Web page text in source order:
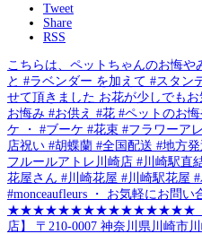
Tweet
Share
RSS
こちらは、ペットちゃんのお悔や
と #ラベンダー を加えて #スタン
せて頂きました お花が少しでも
お悔み #お供え #花 #ペットのお
ケ ・ #ブーケ #花束 #フラワーア
店祝い #胡蝶蘭 #全国配送 #地方
フルールアトレ川崎店 #川崎駅直
花屋さん #川崎花屋 #川崎駅花屋
#monceaufleurs ・ お気軽にお問い
★★★★★★★★★★★★★★★ 【モ
店】 〒210-0007 神奈川県川崎市